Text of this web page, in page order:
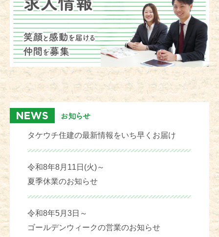
タケウチ住建の最新情報をいち早くお届け
令和8年8月11日(火)～
夏季休業のお知らせ
令和8年5月3日～
ゴールデンウィークの営業のお知らせ